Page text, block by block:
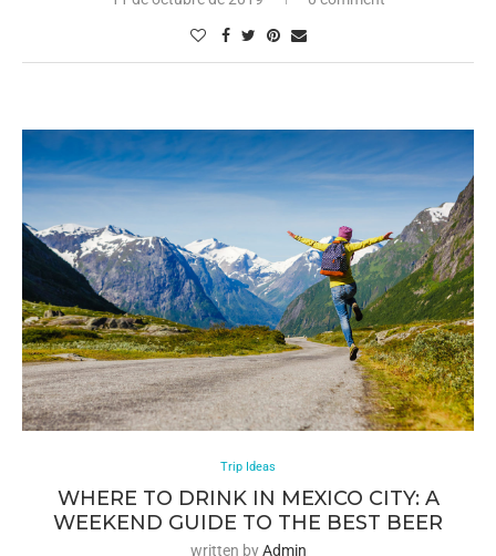
Trip Ideas
WHERE TO DRINK IN MEXICO CITY: A
WEEKEND GUIDE TO THE BEST BEER
written byAdmin